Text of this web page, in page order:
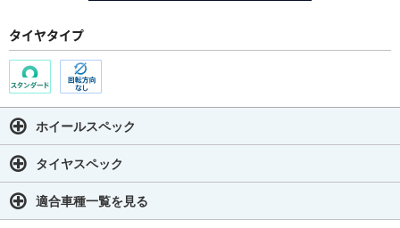
タイヤタイプ
ホイールスペック
タイヤスペック
適合車種一覧を見る